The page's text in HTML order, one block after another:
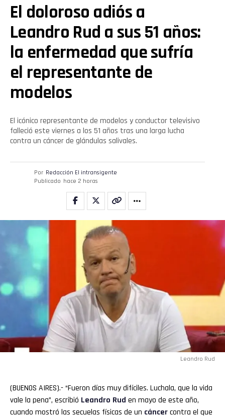
El doloroso adiós a
Leandro Rud a sus 51 años:
la enfermedad que sufría
el representante de
modelos
El icónico representante de modelos y conductor televisivo
falleció este viernes a los 51 años tras una larga lucha
contra un cáncer de glándulas salivales.
Por Redacción El intransigente
Publicado hace 2 horas
Leandro Rud
(BUENOS AIRES).- “Fueron días muy difíciles. Luchala, que la vida
vale la pena”, escribió Leandro Rud en mayo de este año,
cuando mostró las secuelas físicas de un cáncercontra el que
Flipboard
Pinterest
Whatsapp
Email